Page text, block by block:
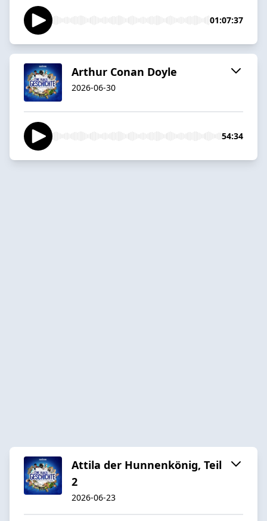
01:07:37
Arthur Conan Doyle
2026-06-30
54:34
Attila der Hunnenkönig, Teil
2
2026-06-23